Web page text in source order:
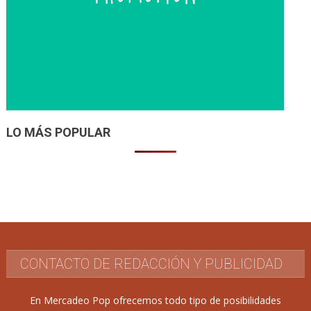
LO MÁS POPULAR
CONTACTO DE REDACCIÓN Y PUBLICIDAD
En Mercadeo Pop ofrecemos todo tipo de posibilidades